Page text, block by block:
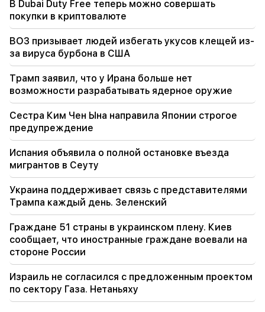
17:17
Зеленский надеется, что Украина
разработает собственную баллистическую
ракетную систему к 2027 году
17:12
Кобахидзе. Двери Грузии открыты для всех
В Dubai Duty Free теперь можно совершать
покупки в криптовалюте
ВОЗ призывает людей избегать укусов клещей из-
за вируса бурбона в США
Трамп заявил, что у Ирана больше нет
возможности разрабатывать ядерное оружие
Сестра Ким Чен Ына направила Японии строгое
предупреждение
Испания объявила о полной остановке въезда
мигрантов в Сеуту
Украина поддерживает связь с представителями
Трампа каждый день. Зеленский
Граждане 51 страны в украинском плену. Киев
сообщает, что иностранные граждане воевали на
стороне России
Израиль не согласился с предложенным проектом
по сектору Газа. Нетаньяху